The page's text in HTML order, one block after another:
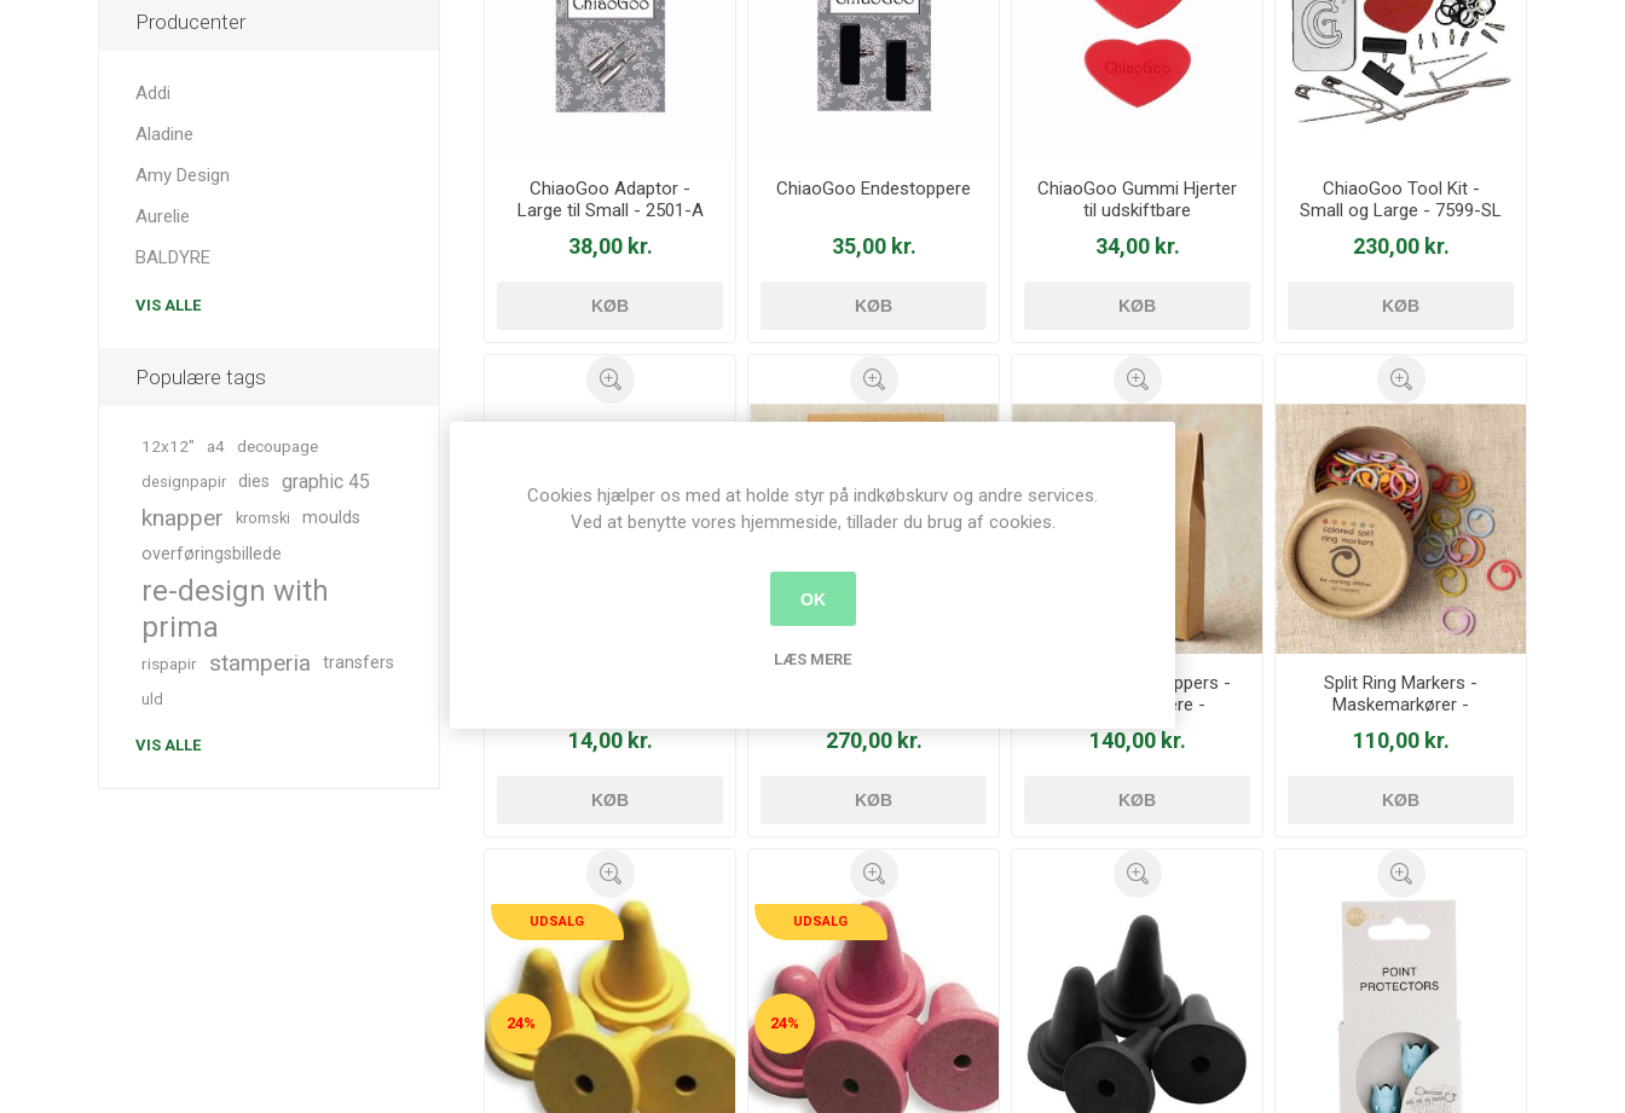
ChiaoGoo Adaptor -
Large til Small - 2501-A
38,00 kr.
KØB
ChiaoGoo Endestoppere
35,00 kr.
KØB
ChiaoGoo Gummi Hjerter
til udskiftbare
strikkepinde - 2599
34,00 kr.
KØB
ChiaoGoo Tool Kit -
Small og Large - 7599-SL
230,00 kr.
KØB
14,00 kr.
KØB
CocoKnits
270,00 kr.
KØB
Mixed Stitch Stoppers -
Maskestoppere -
CocoKnits
140,00 kr.
KØB
Split Ring Markers -
Maskemarkører -
CocoKnits
110,00 kr.
KØB
UDSALG
24%
UDSALG
24%
Producenter
Addi
Aladine
Amy Design
Aurelie
BALDYRE
VIS ALLE
Populære tags
12x12" a4 decoupage
designpapir dies graphic 45
knapper kromski
moulds
overføringsbillede
re-design with
prima
rispapir stamperia transfers
uld
VIS ALLE
Cookies hjælper os med at holde styr på indkøbskurv og andre services.
Ved at benytte vores hjemmeside, tillader du brug af cookies.
OK
LÆS MERE